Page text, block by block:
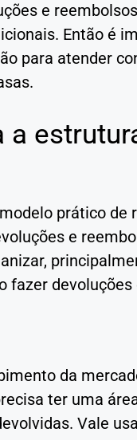
e
Então é
para atender
a
prático
e
fazer
da
ter uma
Vale